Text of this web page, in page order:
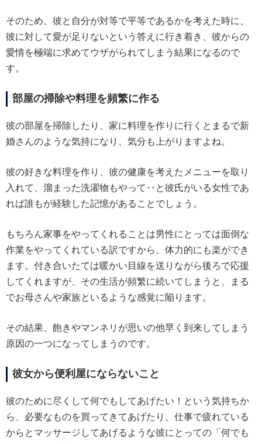
そのため、彼と自分が対等で平等であるかを考えた時に、
彼に対して愛が足りないという答えに行き着き、彼からの
愛情を極端に求めてウザがられてしまう結果になるので
す。
部屋の掃除や料理を頻繁に作る
彼の部屋を掃除したり、家に料理を作りに行くとまるで新
婚さんのような気持になり、気分も上がりますよね。
彼の好きな料理を作り、彼の健康を考えたメニューを取り
入れて、溜まった洗濯物もやって‥と彼氏がいる女性であ
れば誰もが経験した記憶があることでしょう。
もちろん家事をやってくれることは男性にとっては面倒な
作業をやってくれている訳ですから、体力的にも楽ができ
ます。付き合いたては暖かい目線を送りながら後ろで応援
してくれますが、その生活が頻繁に続いてしまうと、まる
でお母さんや家族といるような感覚に陥ります。
その結果、飽きやマンネリが思いの他早く到来してしまう
原因の一つになってしまうのです。
彼女から便利屋にならないこと
彼のために尽くして何でもしてあげたい！という気持ちか
ら、必要なものを買ってきてあげたり、仕事で疲れている
からとマッサージしてあげるような彼にとっての「何でも